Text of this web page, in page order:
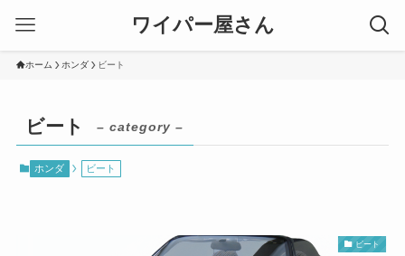
ワイパー屋さん
ホーム ホンダ ビート
ビート – category –
ホンダ ビート
ビート